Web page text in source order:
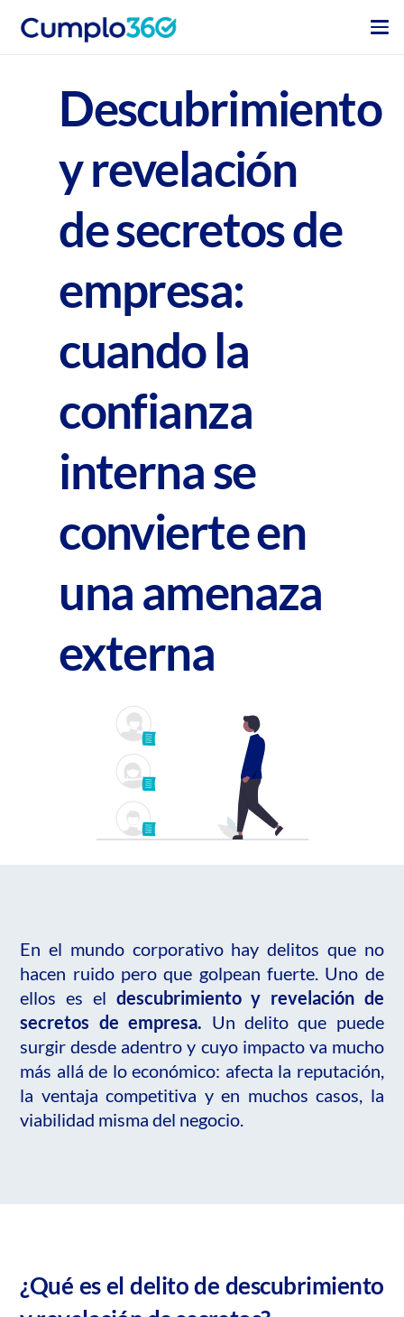
Descubrimiento
y revelación
de secretos de
empresa:
cuando la
confianza
interna se
convierte en
una amenaza
externa
En el mundo corporativo hay delitos que no
hacen ruido pero que golpean fuerte. Uno de
ellos es el descubrimiento y revelación de
secretos de empresa. Un delito que puede
surgir desde adentro y cuyo impacto va mucho
más allá de lo económico: afecta la reputación,
la ventaja competitiva y en muchos casos, la
viabilidad misma del negocio.
¿Qué es el delito de descubrimiento